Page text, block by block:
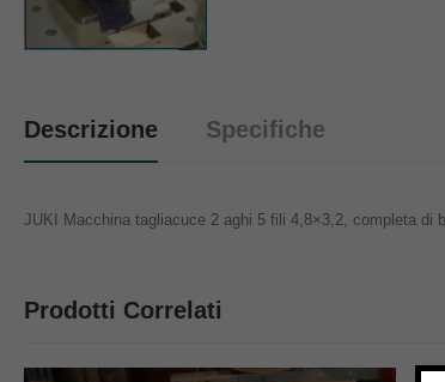
Descrizione Specifiche
JUKI Macchina tagliacuce 2 aghi 5 fili 4,8×3,2, completa di
Prodotti Correlati